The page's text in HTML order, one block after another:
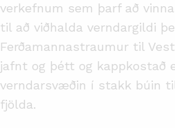
verkefnum sem þarf að
til að viðhalda verndargildi
Ferðamannastraumur til
jafnt og þétt og kappkostað
verndarsvæðin í stakk búin
fjölda.